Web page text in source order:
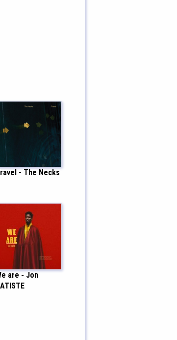
- The Necks
are - Jon